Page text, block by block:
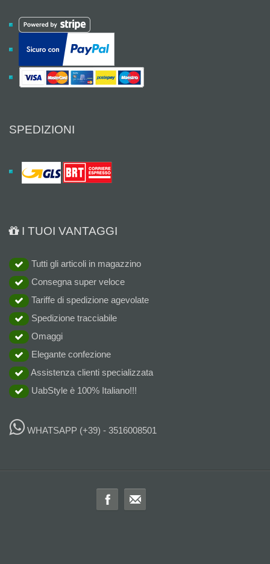
SPEDIZIONI
I TUOI VANTAGGI
Tutti gli articoli in magazzino
Consegna super veloce
Tariffe di spedizione agevolate
Spedizione tracciabile
Omaggi
Elegante confezione
Assistenza clienti specializzata
UabStyle è 100% Italiano!!!
WHATSAPP (+39) - 3516008501